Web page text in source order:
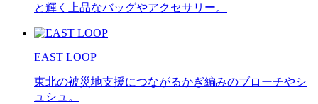
と輝く上品なバッグやアクセサリー。
EAST LOOP
東北の被災地支援につながるかぎ編みのブローチやシ
ュシュ。